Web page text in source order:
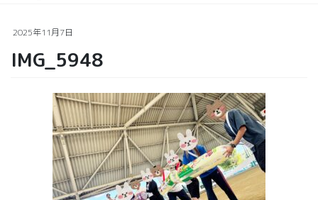
2025年11月7日
IMG_5948